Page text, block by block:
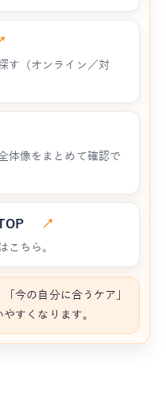
す（オンライン／対
体像をまとめて確認で
↗
こちら。
今の自分に合うケア」
すくなります。